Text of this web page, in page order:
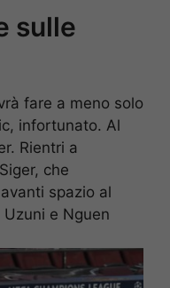
sulle
fare a meno solo
infortunato. Al
Rientri a
che
spazio al
e Nguen